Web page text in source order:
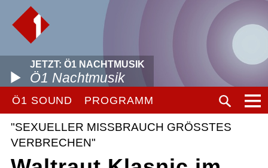
JETZT: Ö1 NACHTMUSIK
Ö1 Nachtmusik
Ö1 SOUND PROGRAMM
"SEXUELLER MISSBRAUCH GRÖSSTES V
ERBRECHEN"